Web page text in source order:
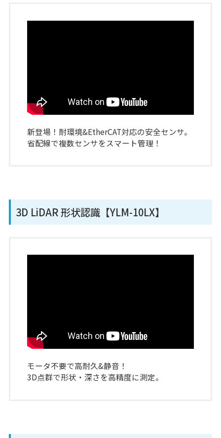
新登場！耐環境&EtherCAT対応の安全センサ。
省配線で複数センサをスマート管理！
3D LiDAR 形状認識【YLM-10LX】
モータ不要で高耐久&静音！
3D点群で形状・深さを高精度に測定。